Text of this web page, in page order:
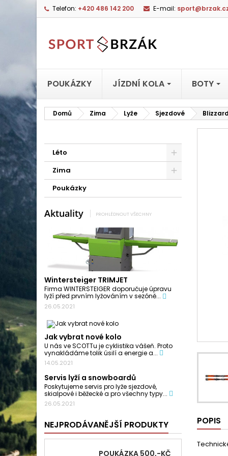
Telefon: +420 486 142 200 E-mail:
POUKÁZKY JÍZDNÍ KOLA BOTY
Domů Zima Lyže Sjezdové
Léto
Zima
Poukázky
Aktuality PROHLÉDNOUT VŠECHNY
Wintersteiger TRIMJET
Firma WINTERSTEIGER doporučuje úpravu
lyží před prvním lyžováním v sezóně...
26.05.2021
Jak vybrat nové kolo
U nás ve SCOTTu je cyklistika vášeň. Proto
vynakládáme tolik úsilí a energie a...
14.05.2021
Servis lyží a snowboardů
Poskytujeme servis pro lyže sjezdové,
skialpové i běžecké a pro všechny typy...
26.05.2021
NEJPRODÁVANĚJŠÍ PRODUKTY
POUKÁZKA 500,-KČ
POPIS